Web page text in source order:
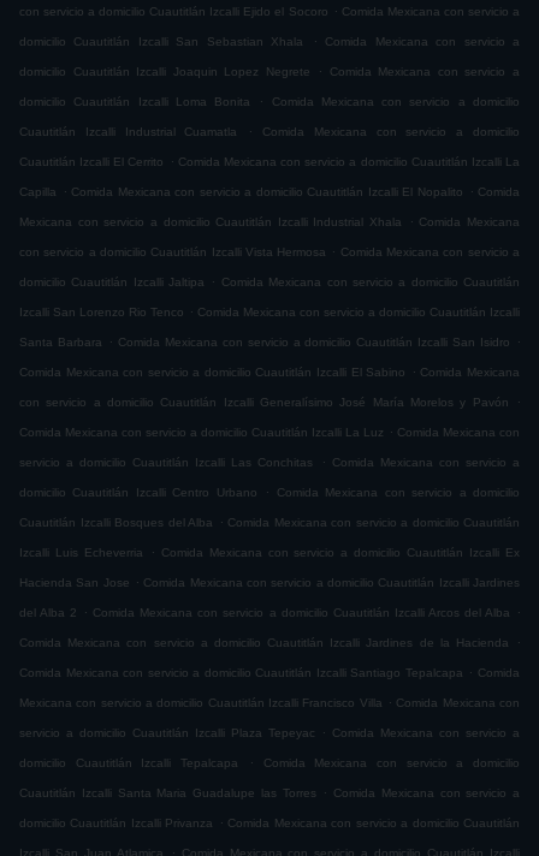
con servicio a domicilio Cuautitlán Izcalli Ejido el Socoro . Comida Mexicana con servicio a
domicilio Cuautitlán Izcalli San Sebastian Xhala . Comida Mexicana con servicio a
domicilio Cuautitlán Izcalli Joaquin Lopez Negrete . Comida Mexicana con servicio a
domicilio Cuautitlán Izcalli Loma Bonita . Comida Mexicana con servicio a domicilio
Cuautitlán Izcalli Industrial Cuamatla . Comida Mexicana con servicio a domicilio
Cuautitlán Izcalli El Cerrito . Comida Mexicana con servicio a domicilio Cuautitlán Izcalli La
Capilla . Comida Mexicana con servicio a domicilio Cuautitlán Izcalli El Nopalito . Comida
Mexicana con servicio a domicilio Cuautitlán Izcalli Industrial Xhala . Comida Mexicana
con servicio a domicilio Cuautitlán Izcalli Vista Hermosa . Comida Mexicana con servicio a
domicilio Cuautitlán Izcalli Jaltipa . Comida Mexicana con servicio a domicilio Cuautitlán
Izcalli San Lorenzo Rio Tenco . Comida Mexicana con servicio a domicilio Cuautitlán Izcalli
Santa Barbara . Comida Mexicana con servicio a domicilio Cuautitlán Izcalli San Isidro .
Comida Mexicana con servicio a domicilio Cuautitlán Izcalli El Sabino . Comida Mexicana
con servicio a domicilio Cuautitlán Izcalli Generalísimo José María Morelos y Pavón .
Comida Mexicana con servicio a domicilio Cuautitlán Izcalli La Luz . Comida Mexicana con
servicio a domicilio Cuautitlán Izcalli Las Conchitas . Comida Mexicana con servicio a
domicilio Cuautitlán Izcalli Centro Urbano . Comida Mexicana con servicio a domicilio
Cuautitlán Izcalli Bosques del Alba . Comida Mexicana con servicio a domicilio Cuautitlán
Izcalli Luis Echeverria . Comida Mexicana con servicio a domicilio Cuautitlán Izcalli Ex
Hacienda San Jose . Comida Mexicana con servicio a domicilio Cuautitlán Izcalli Jardines
del Alba 2 . Comida Mexicana con servicio a domicilio Cuautitlán Izcalli Arcos del Alba .
Comida Mexicana con servicio a domicilio Cuautitlán Izcalli Jardines de la Hacienda .
Comida Mexicana con servicio a domicilio Cuautitlán Izcalli Santiago Tepalcapa . Comida
Mexicana con servicio a domicilio Cuautitlán Izcalli Francisco Villa . Comida Mexicana con
servicio a domicilio Cuautitlán Izcalli Plaza Tepeyac . Comida Mexicana con servicio a
domicilio Cuautitlán Izcalli Tepalcapa . Comida Mexicana con servicio a domicilio
Cuautitlán Izcalli Santa Maria Guadalupe las Torres . Comida Mexicana con servicio a
domicilio Cuautitlán Izcalli Privanza . Comida Mexicana con servicio a domicilio Cuautitlán
Izcalli San Juan Atlamica . Comida Mexicana con servicio a domicilio Cuautitlán Izcalli